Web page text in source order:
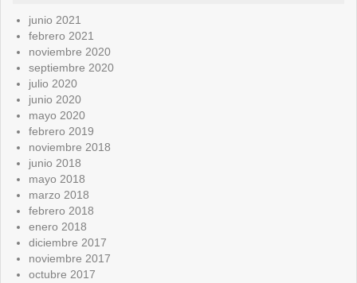
junio 2021
febrero 2021
noviembre 2020
septiembre 2020
julio 2020
junio 2020
mayo 2020
febrero 2019
noviembre 2018
junio 2018
mayo 2018
marzo 2018
febrero 2018
enero 2018
diciembre 2017
noviembre 2017
octubre 2017